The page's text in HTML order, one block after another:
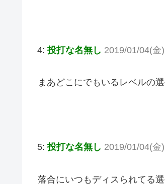
4:投打な名無し 2019/01/04(金
まあどこにでもいるレベルの
5:投打な名無し 2019/01/04(金
落合にいつもディスられてる